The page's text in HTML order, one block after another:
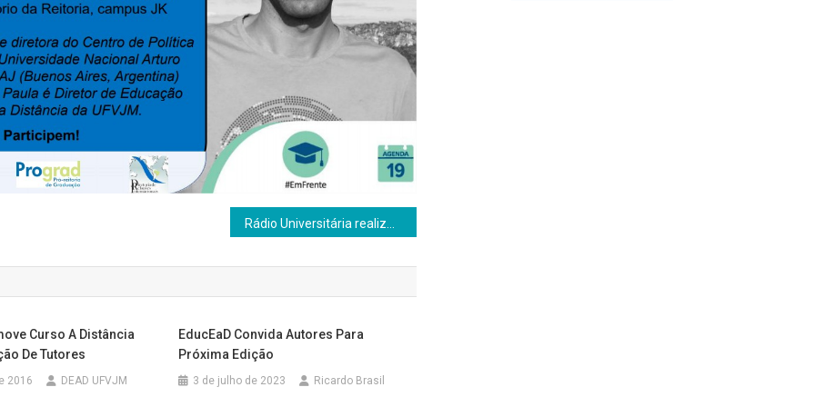
Rádio Universitária realiza 5ª Campanha de Doação de Sangue
Curso A Distância
De Tutores
2016 DEAD UFVJM
EducEaD Convida Autores Para
Próxima Edição
3 de julho de 2023 Ricardo Brasil